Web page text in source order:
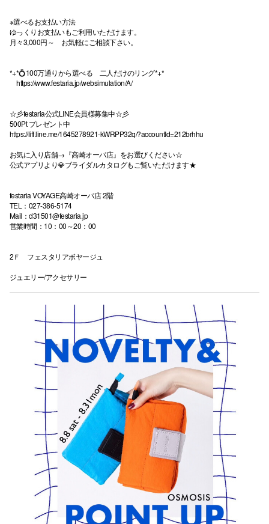
※選べるお支払い方法
ゆっくりお支払いもご利用いただけます。
月々3,000円～ お気軽にご相談下さい。
*+*💍100万通りから選べる 二人だけのリング*+*
https://www.festaria.jp/websimulation/A/
☆彡festaria公式LINE会員様募集中☆彡
500Pt プレゼント中
https://liff.line.me/1645278921-kWRPP32q/?accountId=212brhhu
お気に入り店舗→『高崎オーパ店』をお選びください☆
公式アプリより💎ブライダルカタログもご覧いただけます★
festaria VOYAGE高崎オーパ店 2階
TEL：027-386-5174
Mail：d31501@festaria.jp
営業時間：10：00～20：00
2Ｆ フェスタリアボヤージュ
ジュエリー/アクセサリー